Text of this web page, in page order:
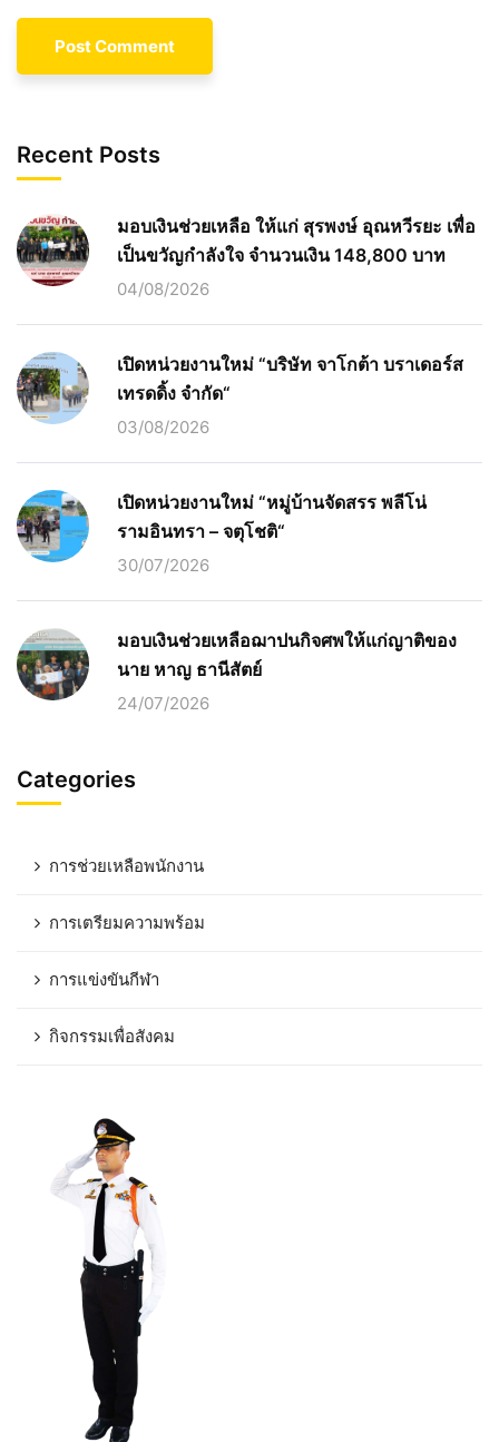
Recent Posts
มอบเงินช่วยเหลือ ให้แก่ สุรพงษ์ อุณหวีรยะ เพื่อ
เป็นขวัญกำลังใจ จำนวนเงิน 148,800 บาท
04/08/2026
เปิดหน่วยงานใหม่ “บริษัท จาโกต้า บราเดอร์ส
เทรดดิ้ง จำกัด“
03/08/2026
เปิดหน่วยงานใหม่ “หมู่บ้านจัดสรร พลีโน่
รามอินทรา – จตุโชติ“
30/07/2026
มอบเงินช่วยเหลือฌาปนกิจศพให้แก่ญาติของ
นาย หาญ ธานีสัตย์
24/07/2026
Categories
การช่วยเหลือพนักงาน
การเตรียมความพร้อม
การแข่งขันกีฬา
กิจกรรมเพื่อสังคม